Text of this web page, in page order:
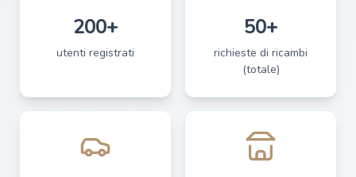
200+
utenti registrati
50+
richieste di ricambi
(totale)